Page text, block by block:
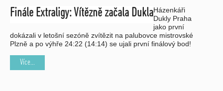
Finále Extraligy: Vítězně začala DuklaHázenkáři
Dukly Praha
jako první
dokázali v letošní sezóně zvítězit na palubovce mistrovské
Plzně a po výhře 24:22 (14:14) se ujali první finálový bod!
Více...